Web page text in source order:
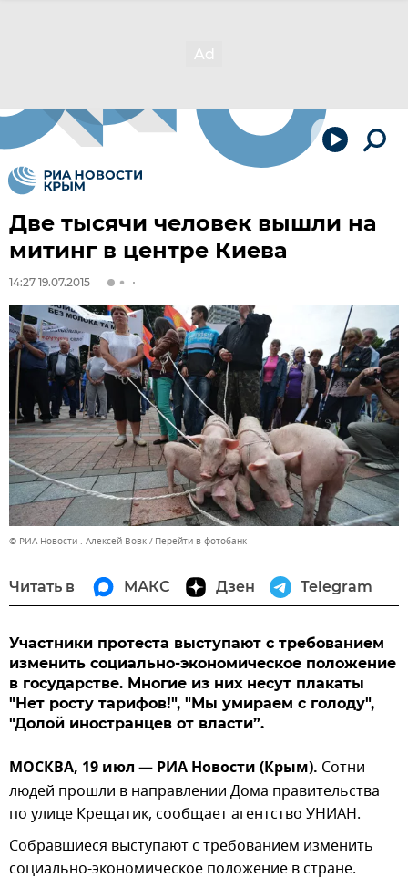
Две тысячи человек вышли на
митинг в центре Киева
14:27 19.07.2015
© РИА Новости . Алексей Вовк Перейти в фотобанк
Читать в МАКС Дзен Telegram
Участники протеста выступают с требованием
изменить социально-экономическое положение
в государстве. Многие из них несут плакаты
"Нет росту тарифов!", "Мы умираем с голоду",
"Долой иностранцев от власти”.
МОСКВА, 19 июл — РИА Новости (Крым). Сотни
людей прошли в направлении Дома правительства
по улице Крещатик, сообщает агентство УНИАН.
Собравшиеся выступают с требованием изменить
социально-экономическое положение в стране.